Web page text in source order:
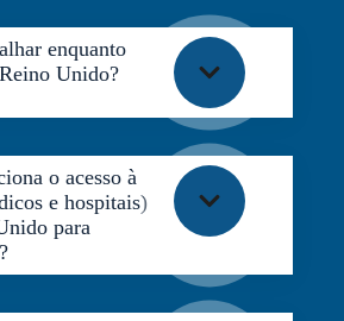
enquanto
Unido?
o acesso à
e hospitais)
para